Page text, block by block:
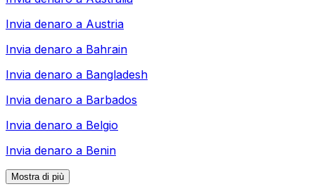
Invia denaro a Austria
Invia denaro a Bahrain
Invia denaro a Bangladesh
Invia denaro a Barbados
Invia denaro a Belgio
Invia denaro a Benin
Mostra di più